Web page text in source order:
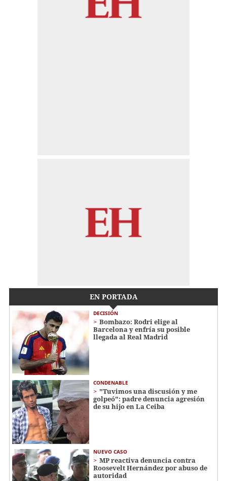
EN PORTADA
DECISIÓN
Bombazo: Rodri elige al
Barcelona y enfría su posible
llegada al Real Madrid
CONDENABLE
"Tuvimos una discusión y me
golpeó": padre denuncia agresión
de su hijo en La Ceiba
NUEVO CASO
MP reactiva denuncia contra
Roosevelt Hernández por abuso de
autoridad